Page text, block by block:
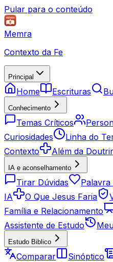
Pular para o conteúdo
Memra
Contexto da Fe
Principal
Home Escrituras
Conhecimento
Temas Críticos
Curiosidades
Linha do
Contexto
Além da
IA e aconselhamento
Tirar Dúvidas
IA
O Que Jesus Faria
Família e Relacionamento
Assistente de Estudo
Estudo Biblico
Comparar Sinóptico